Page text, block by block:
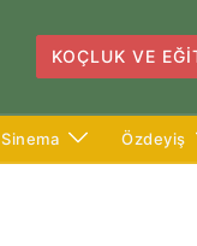
KOÇLUK VE
Sinema Özdeyiş